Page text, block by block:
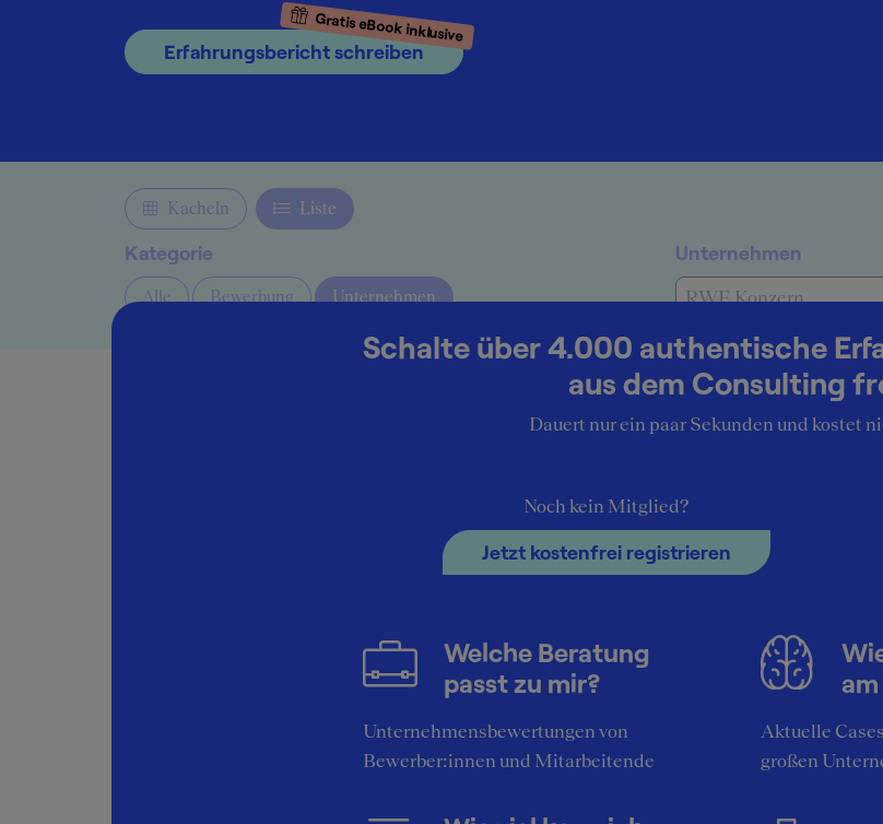
Erfahrungsbericht schreiben
Gratis eBook inklusive
Kacheln Liste
Kategorie
Alle Bewerbung Unternehmen
Unternehmen
RWE Konzern
RWE Konzern (Unternehmenskommunikation)
Praktikant:in
Schalte über 4.000 authentische
aus dem Consulting
Dauert nur ein paar Sekunden und kostet
Noch kein Mitglied?
Jetzt kostenfrei registrieren
Welche Beratung
passt zu mir?
Unternehmensbewertungen von
Bewerber:innen und Mitarbeitende
Aktuelle
großen